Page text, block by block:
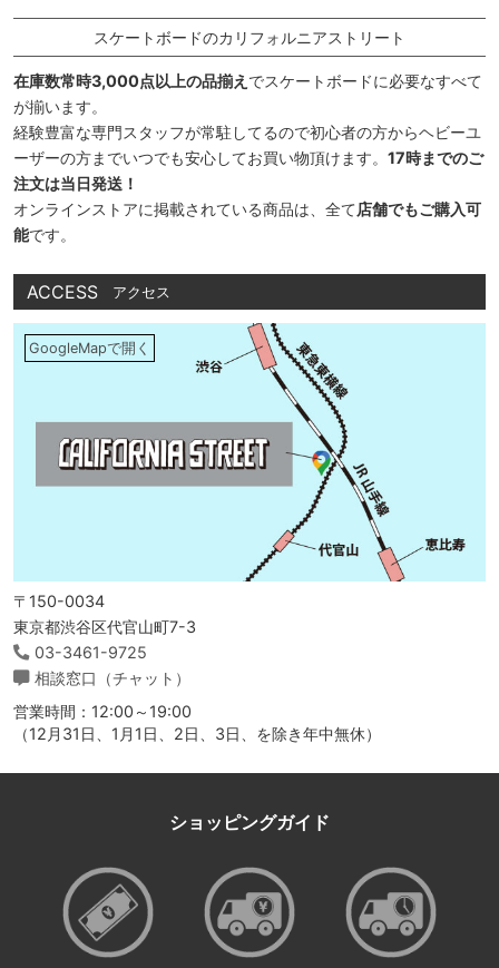
スケートボードのカリフォルニアストリート
在庫数常時3,000点以上の品揃え でスケートボードに必要なすべて
が揃います。
経験豊富な専門スタッフが常駐してるので初心者の方からヘビーユ
ーザーの方までいつでも安心してお買い物頂けます。 17時までのご
注文は当日発送！
オンラインストアに掲載されている商品は、全て店舗でもご購入可
能です。
ACCESS アクセス
GoogleMapで開く
〒150-0034
東京都渋谷区代官山町7-3
03-3461-9725
相談窓口（チャット）
営業時間：12:00～19:00
（12月31日、1月1日、2日、3日、を除き年中無休）
ショッピングガイド